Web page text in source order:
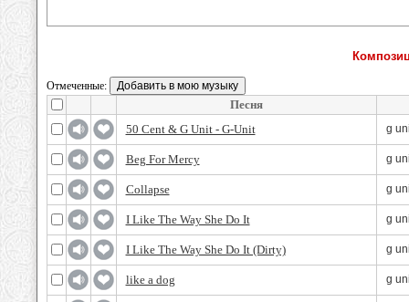
Отмеченные:
Песня
50 Cent & G Unit - G-Unit
g
Beg For Mercy g
Collapse g
I Like The Way She Do It g
I Like The Way She Do It (Dirty) g
like a dog g